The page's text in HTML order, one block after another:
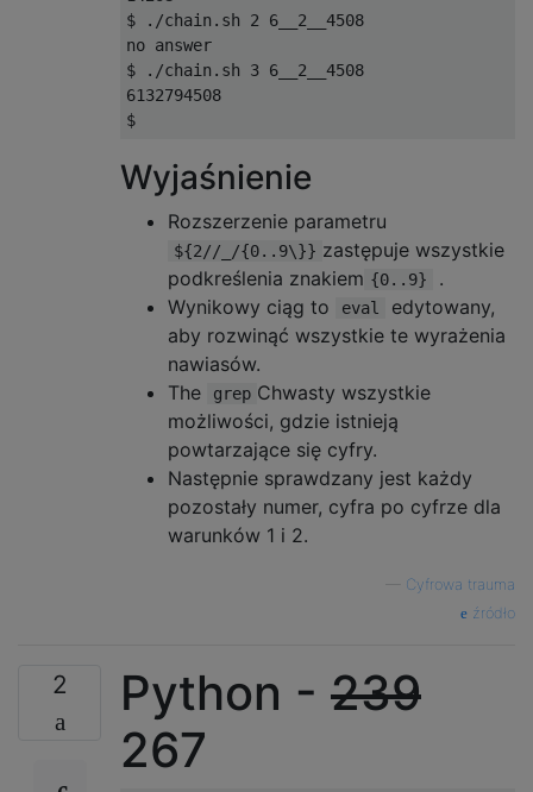
$ ./chain.sh 2 6__2__4508
no answer
$ ./chain.sh 3 6__2__4508
6132794508
Wyjaśnienie
Rozszerzenie parametru
${2//_/{0..9\}} zastępuje wszystkie
podkreślenia znakiem {0..9}
.
Wynikowy ciąg to
eval
edytowany,
aby rozwinąć wszystkie te wyrażenia
nawiasów.
The
grep Chwasty wszystkie
możliwości, gdzie istnieją
powtarzające się cyfry.
Następnie sprawdzany jest każdy
pozostały numer, cyfra po cyfrze dla
warunków 1 i 2.
Cyfrowa trauma
źródło
2 Python - 239
267